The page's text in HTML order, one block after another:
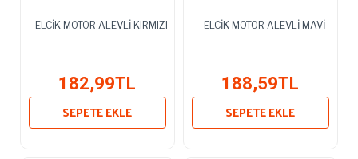
ELCİK MOTOR ALEVLİ KIRMIZI
182,99TL
SEPETE EKLE
ELCİK MOTOR ALEVLİ MAVİ
188,59TL
SEPETE EKLE